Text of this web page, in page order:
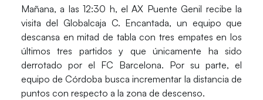
Mañana, a las 12:30 h, elAX Puente Genil recibe la
visita delGlobalcaja C. Encantada, un equipo que
descansa en mitad de tabla con tres empates en los
últimos tres partidos y que únicamente ha sido
derrotado por el FC Barcelona. Por su parte, el
equipo de Córdoba busca incrementar la distancia de
puntos con respecto a la zona de descenso.